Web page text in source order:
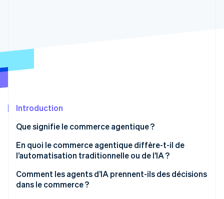
Climate
Vérification de l'identité
Découvrez comment Stripe construit l’infrastructure
Regarder la vidéo
Introduction
Que signifie le commerce agentique ?
En quoi le commerce agentique diffère-t-il de
l’automatisation traditionnelle ou de l’IA ?
Raisonnement orienté vers les objectifs
Comment les agents d’IA prennent-ils des décisions
dans le commerce ?